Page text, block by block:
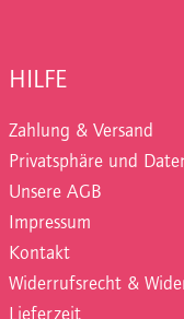
HILFE
Zahlung & Versand
Privatsphäre und
Unsere AGB
Impressum
Kontakt
Widerrufsrecht &